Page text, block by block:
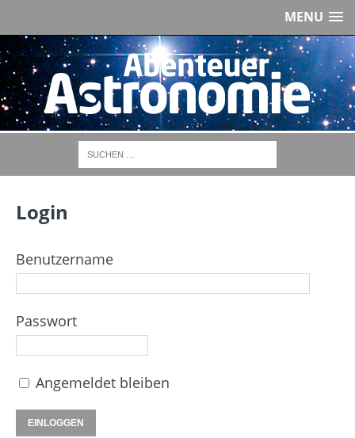
MENU
Login
Benutzername
Passwort
Angemeldet bleiben